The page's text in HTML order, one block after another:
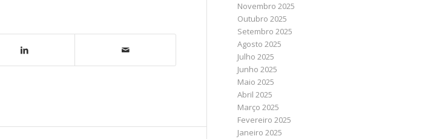
Novembro 2025
Outubro 2025
Setembro 2025
Agosto 2025
Julho 2025
Junho 2025
Maio 2025
Abril 2025
Março 2025
Fevereiro 2025
Janeiro 2025